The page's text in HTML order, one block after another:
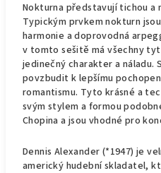
Nokturna představují tichou a
Typickým prvkem nokturn
harmonie a doprovodná
v tomto sešitě má všechny
jedinečný charakter a náladu.
povzbudit k lepšímu
romantismu. Tyto krásné a
svým stylem a formou
Chopina a jsou vhodné pro
Dennis Alexander (*1947) je
americký hudební skladatel,